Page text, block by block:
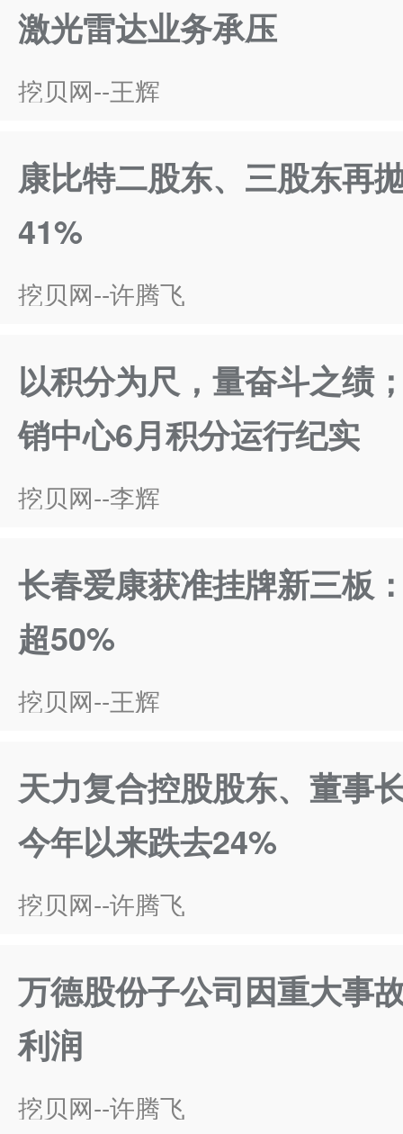
激光雷达业务承压
挖贝网--王辉
康比特二股东、三股东再
41%
挖贝网--许腾飞
以积分为尺，量奋斗之
销中心6月积分运行纪实
挖贝网--李辉
长春爱康获准挂牌新三板
超50%
挖贝网--王辉
天力复合控股股东、董事
今年以来跌去24%
挖贝网--许腾飞
万德股份子公司因重大事
利润
挖贝网--许腾飞